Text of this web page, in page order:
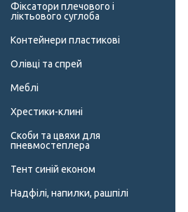
Фіксатори плечового і
ліктьового суглоба
Контейнери пластикові
Олівці та спрей
Меблі
Хрестики-клині
Скоби та цвяхи для
пневмостеплера
Тент синій економ
Надфілі, напилки, рашпілі